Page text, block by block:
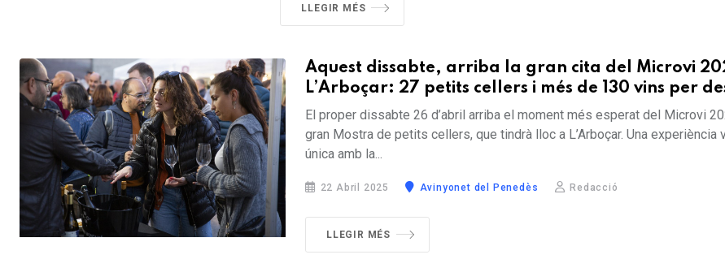
LLEGIR MÉS
Aquest dissabte, arriba la gran cita del Microvi
L’Arboçar: 27 petits cellers i més de 130 vins per
El proper dissabte 26 d’abril arriba el moment més esperat del Microvi
gran Mostra de petits cellers, que tindrà lloc a L’Arboçar. Una experiència
única amb la...
22 Abril 2025 Avinyonet del Penedès Redacció
LLEGIR MÉS